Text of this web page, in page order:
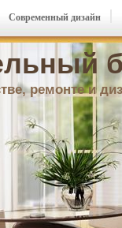
ремонте и
Современный дизайн